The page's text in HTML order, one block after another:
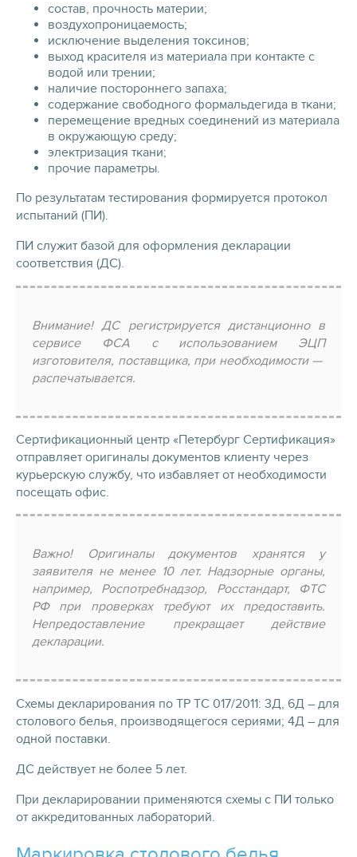
состав, прочность материи;
воздухопроницаемость;
исключение выделения токсинов;
выход красителя из материала при контакте с
водой или трении;
наличие постороннего запаха;
содержание свободного формальдегида в ткани;
перемещение вредных соединений из материала
в окружающую среду;
электризация ткани;
прочие параметры.
По результатам тестирования формируется протокол
испытаний (ПИ).
ПИ служит базой для оформления декларации
соответствия (ДС).
Внимание! ДС регистрируется дистанционно в
сервисе ФСА с использованием ЭЦП
изготовителя, поставщика, при необходимости —
распечатывается.
Сертификационный центр «Петербург Сертификация»
отправляет оригиналы документов клиенту через
курьерскую службу, что избавляет от необходимости
посещать офис.
Важно! Оригиналы документов хранятся у
заявителя не менее 10 лет. Надзорные органы,
например, Роспотребнадзор, Росстандарт, ФТС
РФ при проверках требуют их предоставить.
Непредоставление прекращает действие
декларации.
Схемы декларирования по ТР ТС 017/2011: 3Д, 6Д – для
столового белья, производящегося сериями; 4Д – для
одной поставки.
ДС действует не более 5 лет.
При декларировании применяются схемы с ПИ только
от аккредитованных лабораторий.